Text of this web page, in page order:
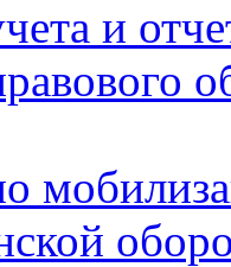
и